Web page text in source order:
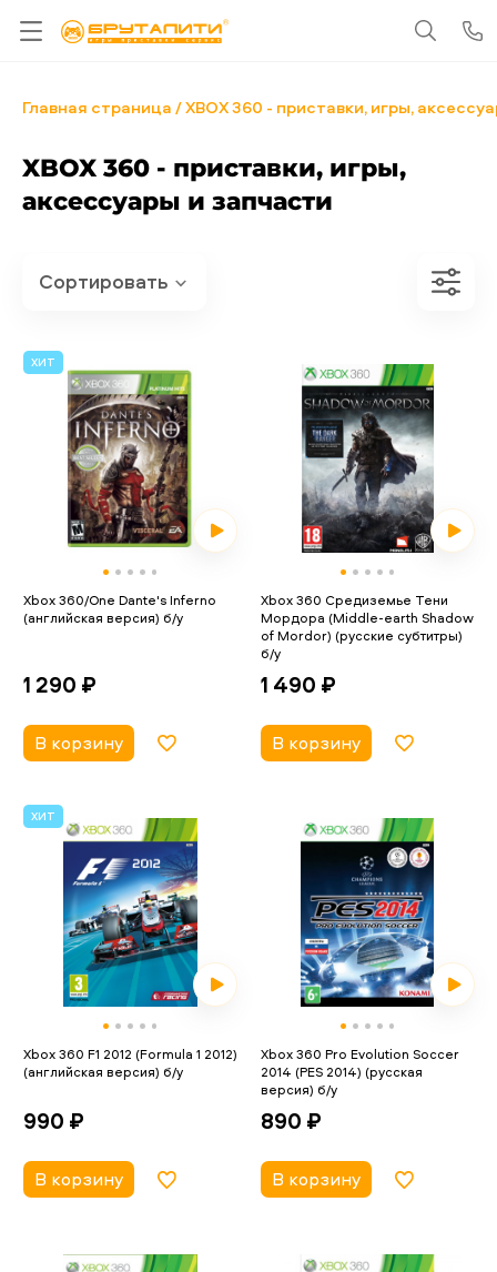
Главная страница XBOX 360 - приставки, игры,
XBOX 360 - приставки, игры,
аксессуары и запчасти
ХИТ
Xbox 360/One Dante's Inferno
(английская версия) б/у
1 290 ₽
В корзину
Xbox 360 Средиземье Тени
Мордора (Middle-earth Shadow
of Mordor) (русские субтитры)
б/у
1 490 ₽
В корзину
ХИТ
Xbox 360 F1 2012 (Formula 1 2012)
(английская версия) б/у
990 ₽
В корзину
Xbox 360 Pro Evolution Soccer
2014 (PES 2014) (русская
версия) б/у
890 ₽
В корзину